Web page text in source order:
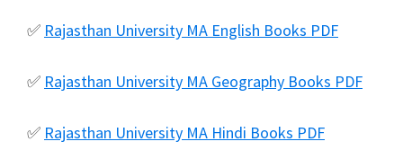
✅ Rajasthan University MA English Books PDF
✅ Rajasthan University MA Geography Books PDF
✅ Rajasthan University MA Hindi Books PDF